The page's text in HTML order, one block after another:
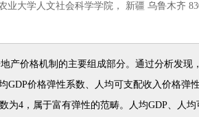
业大学人文社会科学学院， 新疆 乌鲁木齐
价格机制的主要组成部分。通过分析发现
GDP价格弹性系数、人均可支配收入价格弹
为4，属于富有弹性的范畴。人均GDP、人